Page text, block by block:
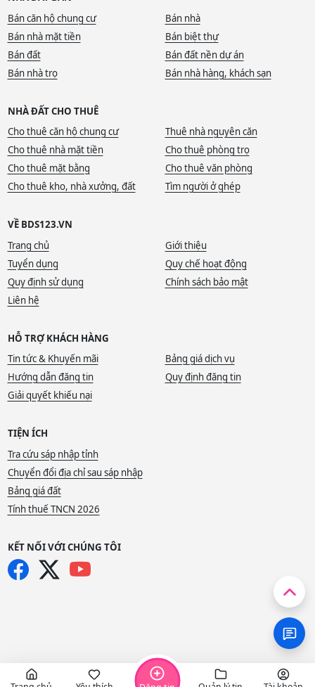
Bán căn hộ chung cư
Bán nhà
Bán nhà mặt tiền
Bán biệt thự
Bán đất
Bán đất nền dự án
Bán nhà trọ
Bán nhà hàng, khách sạn
NHÀ ĐẤT CHO THUÊ
Cho thuê căn hộ chung cư
Thuê nhà nguyên căn
Cho thuê nhà mặt tiền
Cho thuê phòng trọ
Cho thuê mặt bằng
Cho thuê văn phòng
Cho thuê kho, nhà xưởng, đất
Tìm người ở ghép
VỀ BDS123.VN
Trang chủ
Giới thiệu
Tuyển dụng
Quy chế hoạt động
Quy định sử dụng
Chính sách bảo mật
Liên hệ
HỖ TRỢ KHÁCH HÀNG
Tin tức & Khuyến mãi
Bảng giá dịch vụ
Hướng dẫn đăng tin
Quy định đăng tin
Giải quyết khiếu nại
TIỆN ÍCH
Tra cứu sáp nhập tỉnh
Chuyển đổi địa chỉ sau sáp nhập
Bảng giá đất
Tính thuế TNCN 2026
KẾT NỐI VỚI CHÚNG TÔI